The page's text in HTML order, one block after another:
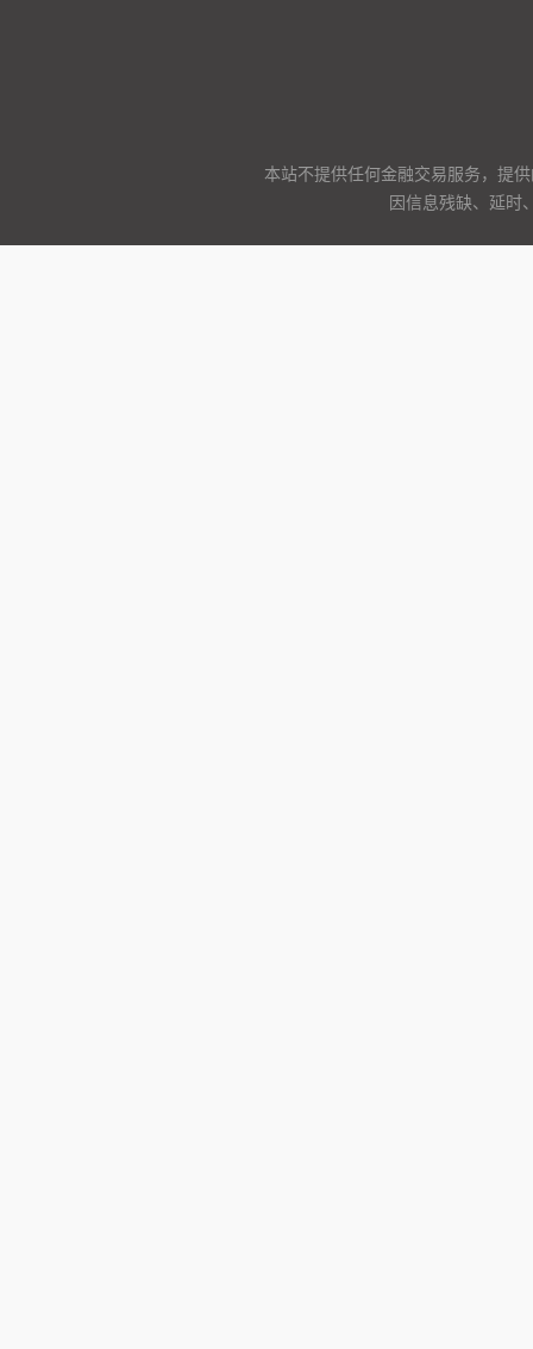
本站不提供任何金融交易服务，提
因信息残缺、延时